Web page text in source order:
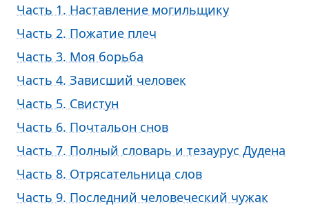
Часть 1. Наставление могильщику
Часть 2. Пожатие плеч
Часть 3. Моя борьба
Часть 4. Зависший человек
Часть 5. Свистун
Часть 6. Почтальон снов
Часть 7. Полный словарь и тезаурус Дудена
Часть 8. Отрясательница слов
Часть 9. Последний человеческий чужак